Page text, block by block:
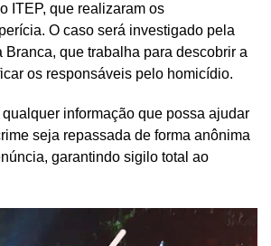
ITEP, que realizaram os
O caso será investigado pela
Branca, que trabalha para descobrir a
os responsáveis pelo homicídio.
informação que possa ajudar
seja repassada de forma anônima
garantindo sigilo total ao